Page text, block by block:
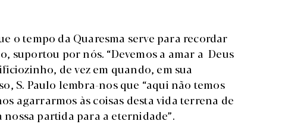
o tempo da Quaresma serve para recordar
suportou por nós. “Devemos a amar a Deus
de vez em quando, em sua
S. Paulo lembra-nos que “aqui não temos
agarrarmos às coisas desta vida terrena de
partida para a eternidade”.